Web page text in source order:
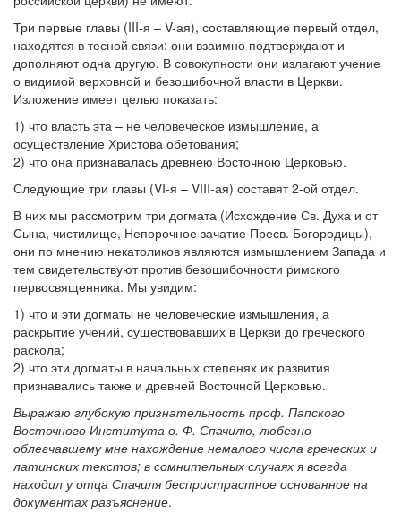
Три первые главы (III-я – V-ая), составляющие первый отдел,
находятся в тесной связи: они взаимно подтверждают и
дополняют одна другую. В совокупности они излагают учение
о видимой верховной и безошибочной власти в Церкви.
Изложение имеет целью показать:
1) что власть эта – не человеческое измышление, а
осуществление Христова обетования;
2) что она признавалась древнею Восточною Церковью.
Следующие три главы (VI-я – VIII-ая) составят 2-ой отдел.
В них мы рассмотрим три догмата (Исхождение Св. Духа и от
Сына, чистилище, Непорочное зачатие Пресв. Богородицы),
они по мнению некатоликов являются измышлением Запада и
тем свидетельствуют против безошибочности римского
первосвященника. Мы увидим:
1) что и эти догматы не человеческие измышления, а
раскрытие учений, существовавших в Церкви до греческого
раскола;
2) что эти догматы в начальных степенях их развития
признавались также и древней Восточной Церковью.
Выражаю глубокую признательность проф. Папского
Восточного Института о. Ф. Спачилю, любезно
облегчавшему мне нахождение немалого числа греческих и
латинских текстов; в сомнительных случаях я всегда
находил у отца Спачиля беспристрастное основанное на
документах разъяснение.